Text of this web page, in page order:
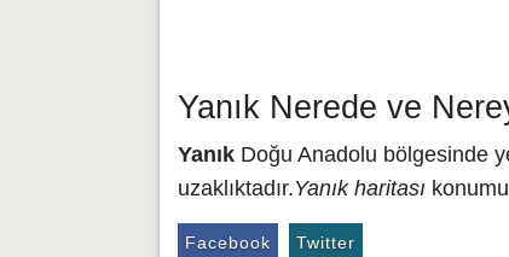
Yanık Nerede ve
Yanık Doğu Anadolu bölgesinde
uzaklıktadır.Yanık haritası
Facebook Twitter